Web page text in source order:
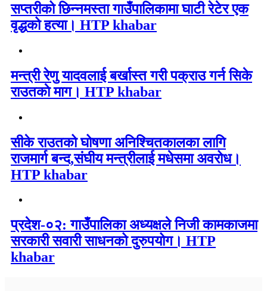
सप्तरीको छिन्नमस्ता गाउँपालिकामा घाटी रेटेर एक
वृद्धको हत्या। HTP khabar
मन्त्री रेणु यादवलाई बर्खास्त गरी पक्राउ गर्न सिके
राउतकाे माग। HTP khabar
सीके राउतको घोषणा अनिश्चितकालका लागि
राजमार्ग बन्द,संघीय मन्त्रीलाई मधेसमा अवरोध।
HTP khabar
प्रदेश-०२: गाउँपालिका अध्यक्षले निजी कामकाजमा
सरकारी सवारी साधनको दुरुपयोग। HTP
khabar